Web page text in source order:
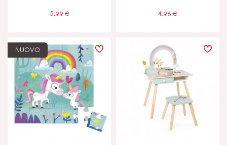
5,99 € 4,98 €
NUOVO